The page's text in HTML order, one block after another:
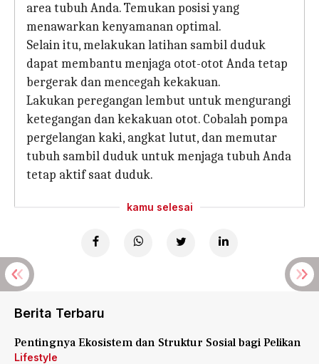
area tubuh Anda. Temukan posisi yang
menawarkan kenyamanan optimal.
Selain itu, melakukan latihan sambil duduk
dapat membantu menjaga otot-otot Anda tetap
bergerak dan mencegah kekakuan.
Lakukan peregangan lembut untuk mengurangi
ketegangan dan kekakuan otot. Cobalah pompa
pergelangan kaki, angkat lutut, dan memutar
tubuh sambil duduk untuk menjaga tubuh Anda
tetap aktif saat duduk.
kamu selesai
Berita Terbaru
Pentingnya Ekosistem dan Struktur Sosial bagi Pelikan
Lifestyle